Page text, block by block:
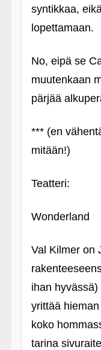
syntikkaa,
lopettamaan.
No, eipä se
muutenkaan
pärjää
*** (en
mitään!)
Teatteri:
Wonderland
Val Kilmer on
ihan
yrittää
koko
tarina